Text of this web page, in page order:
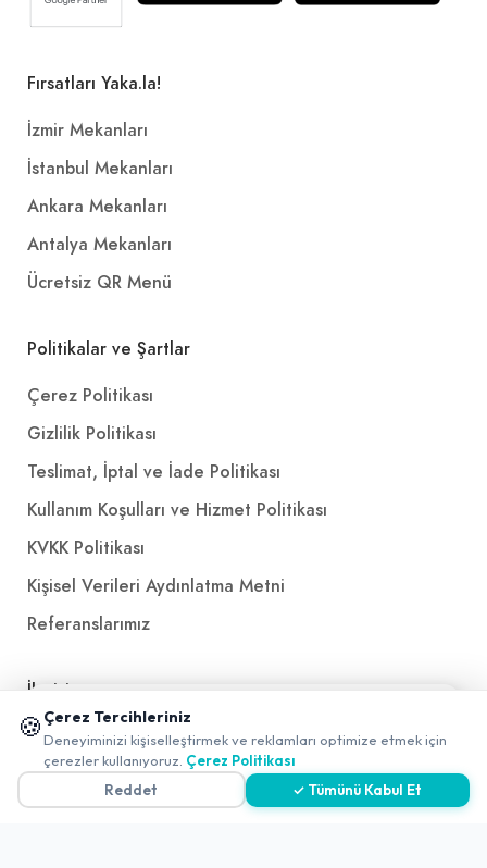
Fırsatları Yaka.la!
İzmir Mekanları
İstanbul Mekanları
Ankara Mekanları
Antalya Mekanları
Ücretsiz QR Menü
Politikalar ve Şartlar
Çerez Politikası
Gizlilik Politikası
Teslimat, İptal ve İade Politikası
Kullanım Koşulları ve Hizmet Politikası
KVKK Politikası
Kişisel Verileri Aydınlatma Metni
Referanslarımız
İletişim
E-Postailetisim@yakalamac.com.tr
Dokuz Eylül Üniversitesi Teknoparkı Adatepe Mah.
Doğuş Cad. No:207 Z İç Kapı No:1 Buca/İzmir
🍪 Çerez Tercihleriniz
Deneyiminizi kişiselleştirmek ve reklamları optimize etmek için
çerezler kullanıyoruz. Çerez Politikası
Reddet
✓ Tümünü Kabul Et
📱 Mobil uygulamamızı keşfedin!
✖